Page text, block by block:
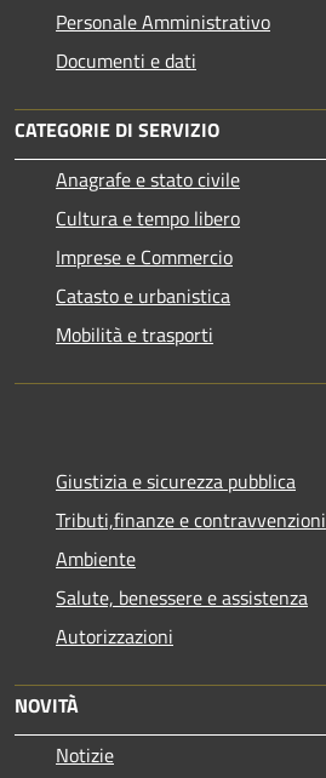
Personale Amministrativo
Documenti e dati
CATEGORIE DI SERVIZIO
Anagrafe e stato civile
Cultura e tempo libero
Imprese e Commercio
Catasto e urbanistica
Mobilità e trasporti
Giustizia e sicurezza pubblica
Tributi,finanze e contravvenzioni
Ambiente
Salute, benessere e assistenza
Autorizzazioni
NOVITÀ
Notizie